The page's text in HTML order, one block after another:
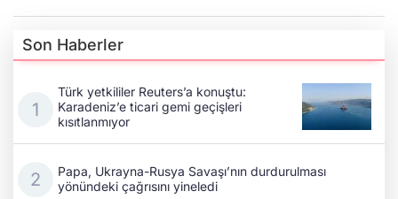
Son Haberler
Türk yetkililer Reuters’a konuştu:
Karadeniz’e ticari gemi geçişleri
kısıtlanmıyor
Papa, Ukrayna-Rusya Savaşı’nın durdurulması
yönündeki çağrısını yineledi